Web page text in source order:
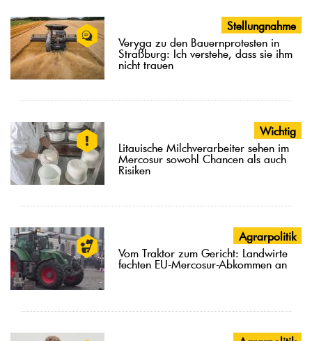
Stellungnahme
Veryga zu den Bauernprotesten in
Straßburg: Ich verstehe, dass sie ihm
nicht trauen
Wichtig
Litauische Milchverarbeiter sehen im
Mercosur sowohl Chancen als auch
Risiken
Agrarpolitik
Vom Traktor zum Gericht: Landwirte
fechten EU-Mercosur-Abkommen an